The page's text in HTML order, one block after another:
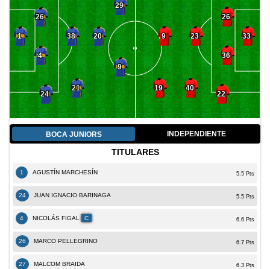
1
26
4
24
38
21
20
29
9
33
26
36
22
23
40
9
19
BOCA JUNIORS INDEPENDIENTE
TITULARES
1 AGUSTÍN MARCHESÍN 5.5 Pts
24 JUAN IGNACIO BARINAGA 5.5 Pts
4 NICOLÁS FIGAL C 6.6 Pts
26 MARCO PELLEGRINO 6.7 Pts
27 MALCOM BRAIDA 6.3 Pts